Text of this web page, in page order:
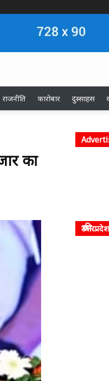
राजनीति कारोबार दुस्साहस
का
उत्तरप्रदेश
की...